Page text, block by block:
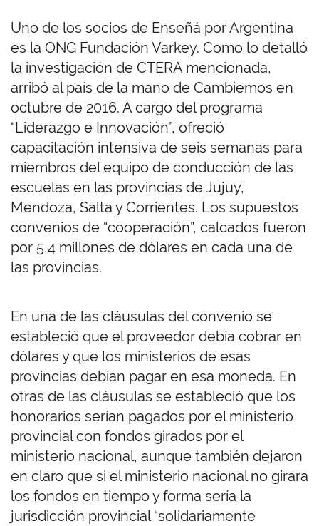
Uno de los socios de Enseñá por Argentina
es la ONG Fundación Varkey. Como lo detalló
la investigación de CTERA mencionada,
arribó al país de la mano de Cambiemos en
octubre de 2016. A cargo del programa
“Liderazgo e Innovación”, ofreció
capacitación intensiva de seis semanas para
miembros del equipo de conducción de las
escuelas en las provincias de Jujuy,
Mendoza, Salta y Corrientes. Los supuestos
convenios de “cooperación”, calcados fueron
por 5,4 millones de dólares en cada una de
las provincias.
En una de las cláusulas del convenio se
estableció que el proveedor debía cobrar en
dólares y que los ministerios de esas
provincias debían pagar en esa moneda. En
otras de las cláusulas se estableció que los
honorarios serían pagados por el ministerio
provincial con fondos girados por el
ministerio nacional, aunque también dejaron
en claro que si el ministerio nacional no girara
los fondos en tiempo y forma sería la
jurisdicción provincial “solidariamente